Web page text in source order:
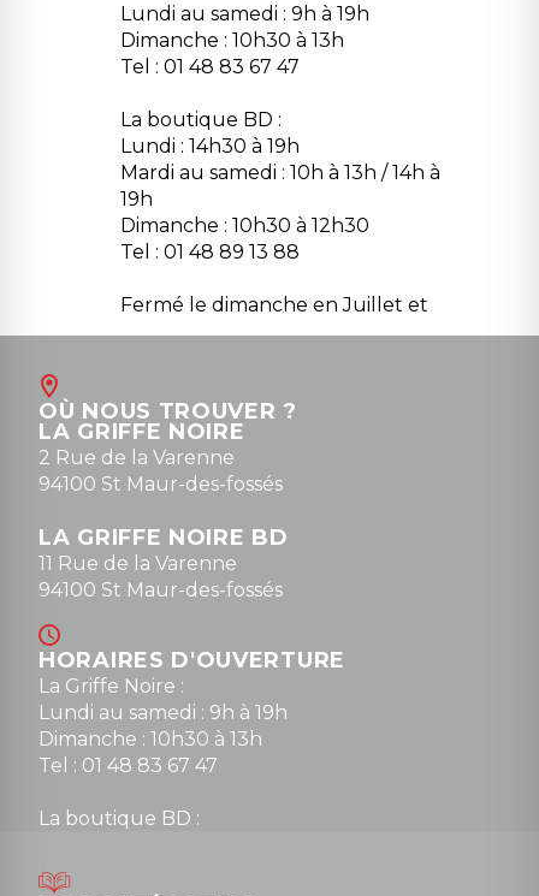
Lundi au samedi : 9h à 19h
Dimanche : 10h30 à 13h
Tel : 01 48 83 67 47
La boutique BD :
Lundi : 14h30 à 19h
Mardi au samedi : 10h à 13h / 14h à
19h
Dimanche : 10h30 à 12h30
Tel : 01 48 89 13 88
Fermé le dimanche en Juillet et
Août
contact@la-griffe-noire.com
0148836747
OÙ NOUS TROUVER ?
LA GRIFFE NOIRE
2 Rue de la Varenne
94100 St Maur-des-fossés
LA GRIFFE NOIRE BD
11 Rue de la Varenne
94100 St Maur-des-fossés
HORAIRES D'OUVERTURE
La Griffe Noire :
Lundi au samedi : 9h à 19h
Dimanche : 10h30 à 13h
Tel : 01 48 83 67 47
La boutique BD :
Mardi au samedi : 10h à 13h / 14h à 19h